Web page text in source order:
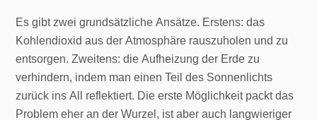
Es gibt zwei grundsätzliche Ansätze. Erstens: das
Kohlendioxid aus der Atmosphäre rauszuholen und zu
entsorgen. Zweitens: die Aufheizung der Erde zu
verhindern, indem man einen Teil des Sonnenlichts
zurück ins All reflektiert. Die erste Möglichkeit packt das
Problem eher an der Wurzel, ist aber auch langwieriger